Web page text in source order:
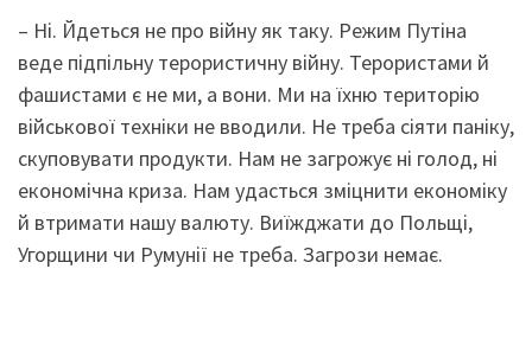
– Ні. Йдеться не про війну як таку. Режим Путіна
веде підпільну терористичну війну. Терористами й
фашистами є не ми, а вони. Ми на їхню територію
військової техніки не вводили. Не треба сіяти паніку,
скуповувати продукти. Нам не загрожує ні голод, ні
економічна криза. Нам удасться зміцнити економіку
й втримати нашу валюту. Виїжджати до Польщі,
Угорщини чи Румунії не треба. Загрози немає.